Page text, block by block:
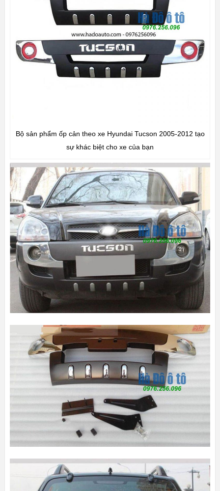
Bộ sản phẩm ốp cản theo xe Hyundai Tucson 2005-2012 tạo
sự khác biệt cho xe của bạn